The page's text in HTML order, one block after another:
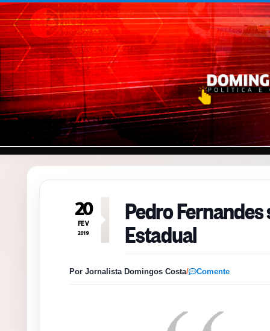
Pular para o conteúdo
20
FEV
2019
Pedro
Estadual
Por Jornalista Domingos Costa/ Comente